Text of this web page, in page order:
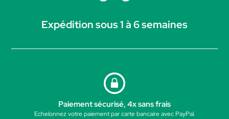
Expédition sous 1 à 6 semaines
Paiement sécurisé, 4x sans frais
Echelonnez votre paiement par carte bancaire avec PayPal.